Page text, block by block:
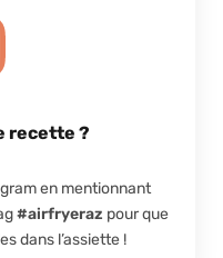
recette ?
en mentionnant
#airfryeraz pour que
dans l’assiette !